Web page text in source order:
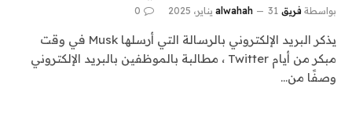
بواسطة فريق alwahah 31 يناير، 2025 0
يذكر البريد الإلكتروني بالرسالة التي أرسلها Musk في وقت
مبكر من أيام Twitter ، مطالبة بالموظفين بالبريد الإلكتروني
وصفًا من…